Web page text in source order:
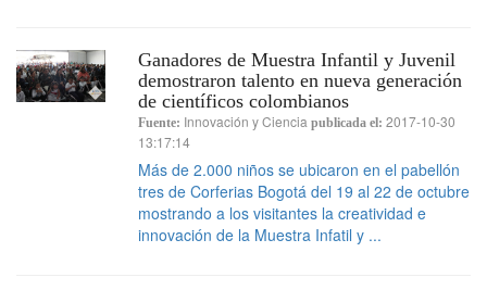
Ganadores de Muestra Infantil y Juvenil
demostraron talento en nueva generación
de científicos colombianos
Fuente: Innovación y Ciencia publicada el: 2017-10-30
13:17:14
Más de 2.000 niños se ubicaron en el pabellón
tres de Corferias Bogotá del 19 al 22 de octubre
mostrando a los visitantes la creatividad e
innovación de la Muestra Infatil y ...